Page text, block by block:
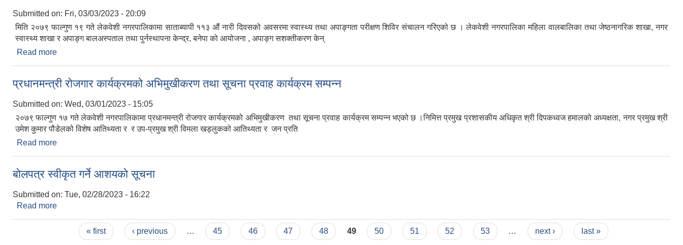
Submitted on: Fri, 03/03/2023 - 20:09
मिति २०७९ फाल्गुण १९ गते लेकवेशी नगरपालिकामा साताब्यापी ११३ औं नारी दिवसको अवसरमा स्वास्थ्य तथा अपाङ्गता परीक्षण शिविर संचालन गरिएको छ । लेकवेशी नगरपालिका महिला वालबालिका तथा जेष्ठनागरिक शाखा, नगर
स्वास्थ्य शाखा र अपाङ्ग बालअस्पताल तथा पुर्नस्थापना केन्द्र, बनेपा को आयोजना , अपाङ्ग सशक्तीकरण केन्
Read more
प्रधानमन्त्री रोजगार कार्यक्रमको अभिमुखीकरण तथा सूचना प्रवाह कार्यक्रम सम्पन्न
Submitted on: Wed, 03/01/2023 - 15:05
२०७९ फाल्गुण १७ गते लेकवेशी नगरपालिकामा प्रधानमन्त्री रोजगार कार्यक्रमको अभिमुखीकरण तथा सूचना प्रवाह कार्यक्रम सम्पन्न भएको छ ।निमित्त प्रमुख प्रशासकीय अधिकृत श्री दिपकध्वज हमालको अध्यक्षता, नगर प्रमुख श्री
उमेश कुमार पौडेलको विशेष आतिथ्यता र र उप-प्रमुख श्री विमला खड्लुकको आतिथ्यता र जन प्रति
Read more
बोलपत्र स्वीकृत गर्ने आशयको सूचना
Submitted on: Tue, 02/28/2023 - 16:22
Read more
« first ‹ previous … 45 46 47 48 49 50 51 52 53 … next › last »